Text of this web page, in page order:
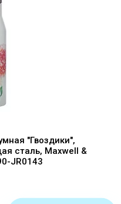
"Гвоздики",
сталь, Maxwell &
JR0143